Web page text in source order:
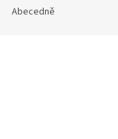
Abecedně